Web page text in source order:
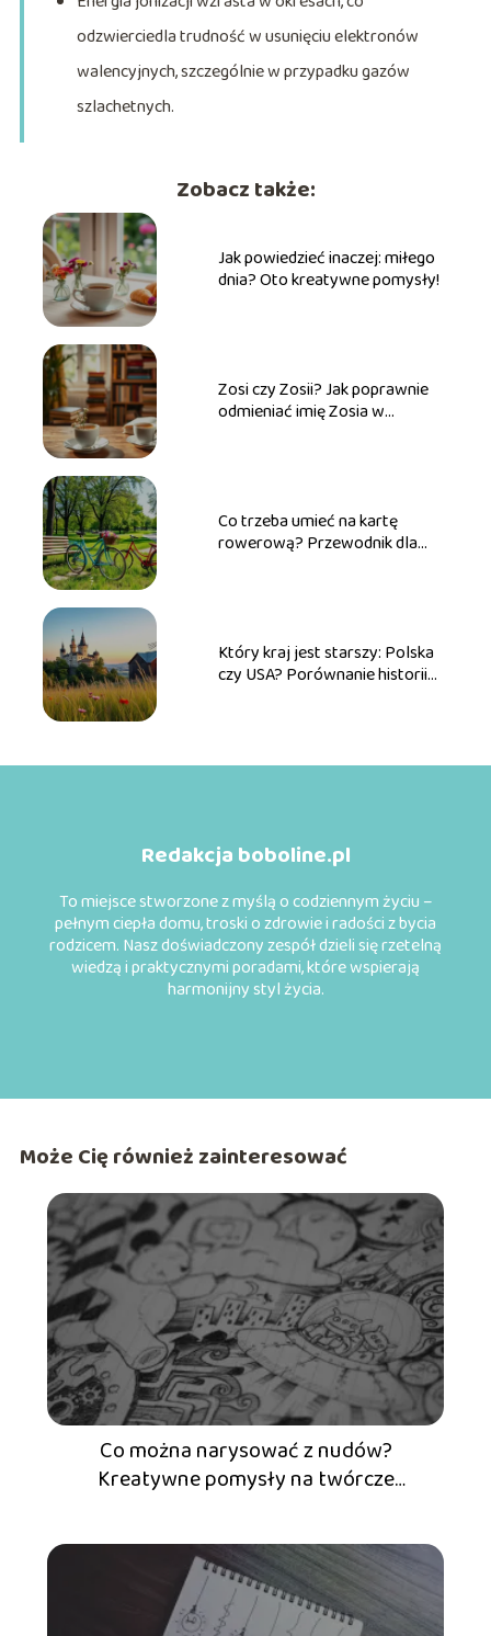
odzwierciedla trudność w usunięciu elektronów
walencyjnych, szczególnie w przypadku gazów
szlachetnych.
Zobacz także:
Jak powiedzieć inaczej: miłego
dnia? Oto kreatywne pomysły!
Zosi czy Zosii? Jak poprawnie
odmieniać imię Zosia w
Co trzeba umieć na kartę
rowerową? Przewodnik dla
Który kraj jest starszy: Polska
czy USA? Porównanie historii
Redakcja boboline.pl
To miejsce stworzone z myślą o codziennym życiu –
pełnym ciepła domu, troski o zdrowie i radości z bycia
rodzicem. Nasz doświadczony zespół dzieli się rzetelną
wiedzą i praktycznymi poradami, które wspierają
harmonijny styl życia.
Może Cię również zainteresować
Co można narysować z nudów?
Kreatywne pomysły na twórcze